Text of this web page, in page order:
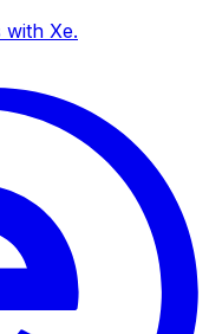
Xe.